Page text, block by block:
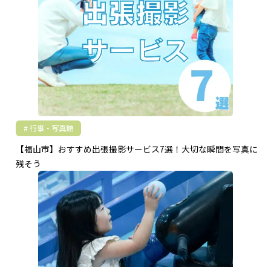
行事・写真館
【福山市】おすすめ出張撮影サービス7選！大切な瞬間を写真に
残そう